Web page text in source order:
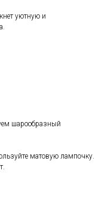
уютную и
шарообразный
матовую лампочку.